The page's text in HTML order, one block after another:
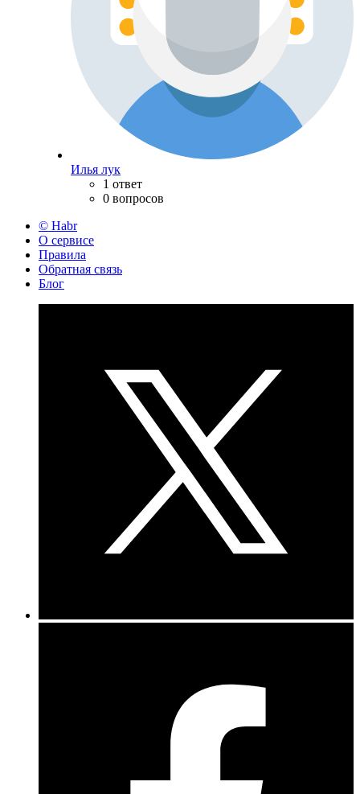
Илья лук
1 ответ
0 вопросов
© Habr
О сервисе
Правила
Обратная связь
Блог